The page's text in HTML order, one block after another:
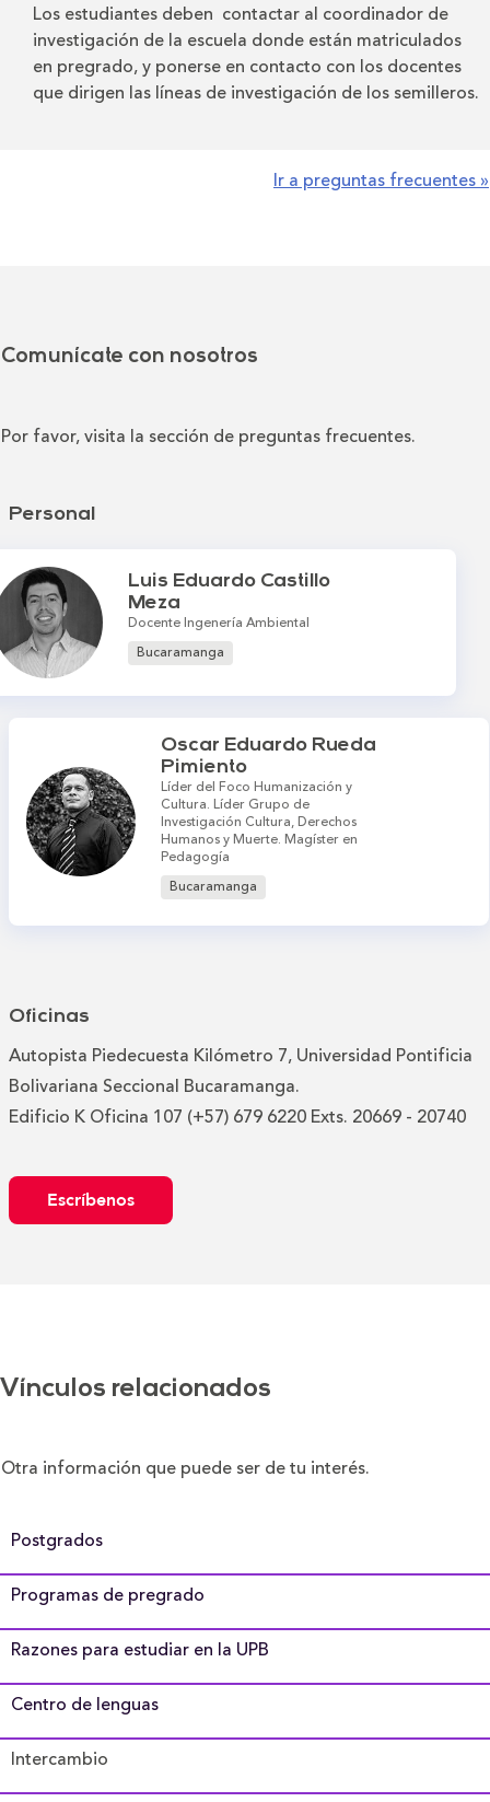
Los estudiantes deben contactar al coordinador de
investigación de la escuela donde están matriculados
en pregrado, y ponerse en contacto con los docentes
que dirigen las líneas de investigación de los semilleros.
Ir a preguntas frecuentes »
Comunícate con nosotros
Por favor, visita la sección de preguntas frecuentes.
Personal
Luis Eduardo Castillo
Meza
Docente Ingenería Ambiental
Bucaramanga
Oscar Eduardo Rueda
Pimiento
Líder del Foco Humanización y
Cultura. Líder Grupo de
Investigación Cultura, Derechos
Humanos y Muerte. Magíster en
Pedagogía
Bucaramanga
Oficinas
Autopista Piedecuesta Kilómetro 7, Universidad Pontificia
Bolivariana Seccional Bucaramanga.
Edificio K Oficina 107 (+57) 679 6220 Exts. 20669 - 20740
Escríbenos
Vínculos relacionados
Otra información que puede ser de tu interés.
Postgrados
Programas de pregrado
Razones para estudiar en la UPB
Centro de lenguas
Intercambio